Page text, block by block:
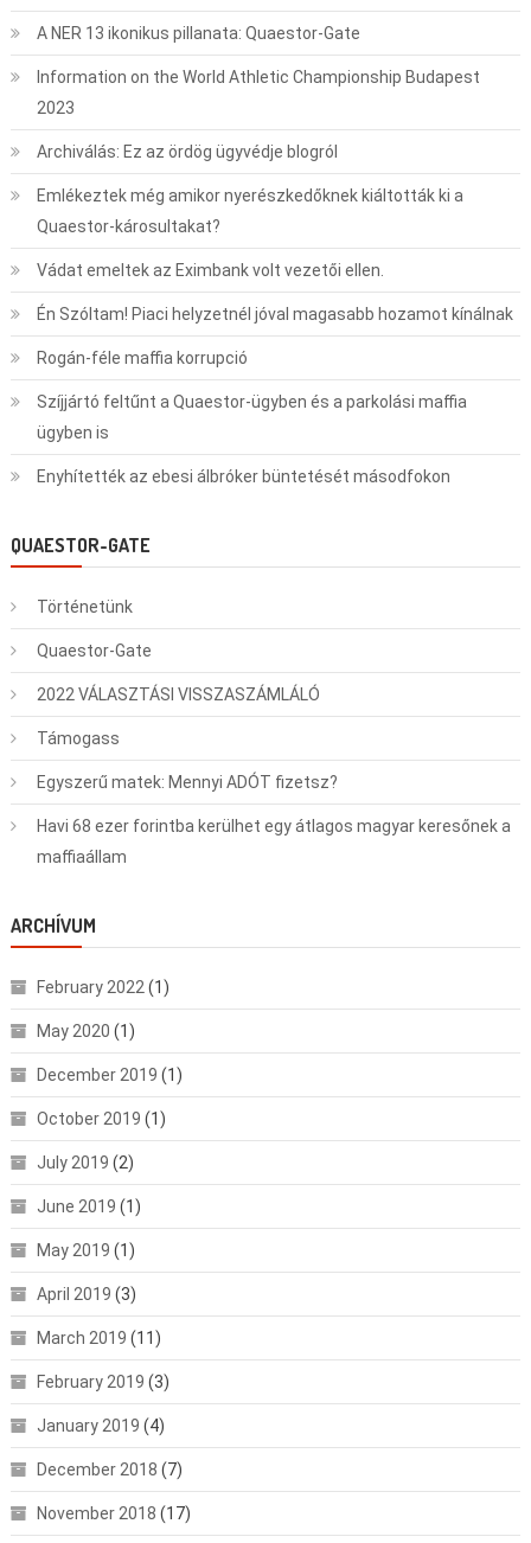
A NER 13 ikonikus pillanata: Quaestor-Gate
Information on the World Athletic Championship Budapest
2023
Archiválás: Ez az ördög ügyvédje blogról
Emlékeztek még amikor nyerészkedőknek kiáltották ki a
Quaestor-károsultakat?
Vádat emeltek az Eximbank volt vezetői ellen.
Én Szóltam! Piaci helyzetnél jóval magasabb hozamot kínálnak
Rogán-féle maffia korrupció
Szíjjártó feltűnt a Quaestor-ügyben és a parkolási maffia
ügyben is
Enyhítették az ebesi álbróker büntetését másodfokon
QUAESTOR-GATE
Történetünk
Quaestor-Gate
2022 VÁLASZTÁSI VISSZASZÁMLÁLÓ
Támogass
Egyszerű matek: Mennyi ADÓT fizetsz?
Havi 68 ezer forintba kerülhet egy átlagos magyar keresőnek a
maffiaállam
ARCHÍVUM
February 2022 (1)
May 2020 (1)
December 2019 (1)
October 2019 (1)
July 2019 (2)
June 2019 (1)
May 2019 (1)
April 2019 (3)
March 2019 (11)
February 2019 (3)
January 2019 (4)
December 2018 (7)
November 2018 (17)